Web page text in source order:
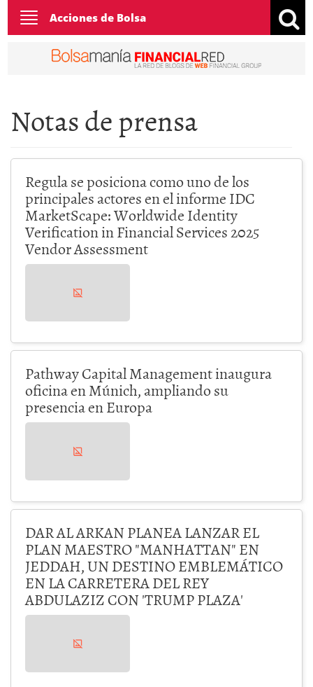
Toggle
navigation
Acciones de Bolsa
Notas de prensa
Regula se posiciona como uno de los
principales actores en el informe IDC
MarketScape: Worldwide Identity
Verification in Financial Services 2025
Vendor Assessment
Pathway Capital Management inaugura
oficina en Múnich, ampliando su
presencia en Europa
DAR AL ARKAN PLANEA LANZAR EL
PLAN MAESTRO "MANHATTAN" EN
JEDDAH, UN DESTINO EMBLEMÁTICO
EN LA CARRETERA DEL REY
ABDULAZIZ CON 'TRUMP PLAZA'